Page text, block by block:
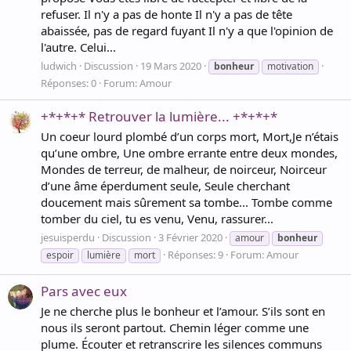
refuser. Il n'y a pas de honte Il n'y a pas de tête
abaissée, pas de regard fuyant Il n'y a que l'opinion de
l'autre. Celui...
ludwich Discussion 19 Mars 2020 bonheur motivation
Réponses: 0 Forum:Amour
+*+*+* Retrouver la lumière... +*+*+*
Un coeur lourd plombé d’un corps mort, Mort,Je n’étais
qu’une ombre, Une ombre errante entre deux mondes,
Mondes de terreur, de malheur, de noirceur, Noirceur
d’une âme éperdument seule, Seule cherchant
doucement mais sûrement sa tombe... Tombe comme
tomber du ciel, tu es venu, Venu, rassurer...
jesuisperdu Discussion 3 Février 2020 amour
bonheur
espoir
lumière mort Réponses: 9 Forum:Amour
Pars avec eux
Je ne cherche plus le bonheur et l’amour. S’ils sont en
nous ils seront partout. Chemin léger comme une
plume. Écouter et retranscrire les silences communs